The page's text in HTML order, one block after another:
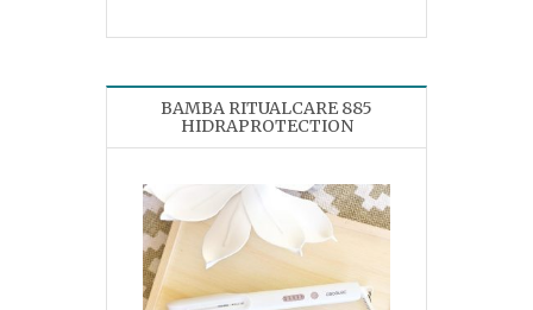
BAMBA RITUALCARE 885
HIDRAPROTECTION